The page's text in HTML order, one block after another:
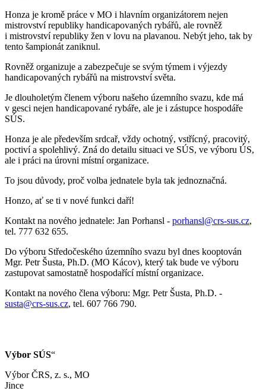
Honza je kromě práce v MO i hlavním organizátorem nejen
mistrovství republiky handicapovaných rybářů, ale rovněž
i mistrovství republiky žen v lovu na plavanou. Nebýt jeho, tak by
tento šampionát zaniknul.
Rovněž organizuje a zabezpečuje se svým týmem i výjezdy
handicapovaných rybářů na mistrovství světa.
Je dlouholetým členem výboru našeho územního svazu, kde má
v gesci nejen handicapované rybáře, ale je i zástupce hospodáře
SÚS.
Honza je ale především srdcař, vždy ochotný, vstřícný, pracovitý,
poctiví a spolehlivý. Zná do detailu situaci ve SÚS, ve výboru ÚS,
ale i práci na úrovni místní organizace.
To jsou důvody, proč volba jednatele byla tak jednoznačná.
Honzo, ať se ti v nové funkci daří!
Kontakt na nového jednatele: Jan Porhansl - porhansl@crs-sus.cz,
tel. 777 632 655.
Do výboru Středočeského územního svazu byl dnes kooptován
Mgr. Petr Šusta, Ph.D. (MO Kácov), který tak bude ve výboru
zastupovat samostatně hospodařící místní organizace.
Kontakt na nového člena výboru: Mgr. Petr Šusta, Ph.D. -
susta@crs-sus.cz, tel. 607 766 790.
Výbor SÚS“
Výbor ČRS, z. s., MO